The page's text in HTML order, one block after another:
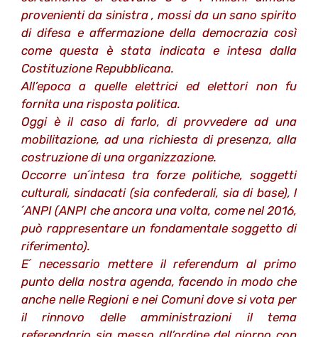
provenienti da sinistra , mossi da un sano spirito
di difesa e affermazione della democrazia così
come questa è stata indicata e intesa dalla
Costituzione Repubblicana.
All’epoca a quelle elettrici ed elettori non fu
fornita una risposta politica.
Oggi è il caso di farlo, di provvedere ad una
mobilitazione, ad una richiesta di presenza, alla
costruzione di una organizzazione.
Occorre un´intesa tra forze politiche, soggetti
culturali, sindacati (sia confederali, sia di base), l
´ANPI (ANPI che ancora una volta, come nel 2016,
può rappresentare un fondamentale soggetto di
riferimento).
E´ necessario mettere il referendum al primo
punto della nostra agenda, facendo in modo che
anche nelle Regioni e nei Comuni dove si vota per
il rinnovo delle amministrazioni il tema